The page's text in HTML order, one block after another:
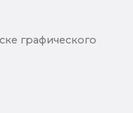
графического